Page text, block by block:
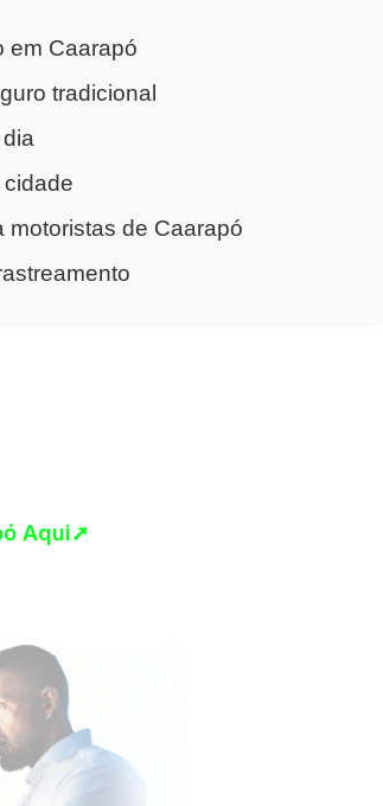
em Caarapó
tradicional
motoristas de Caarapó
Aqui➚